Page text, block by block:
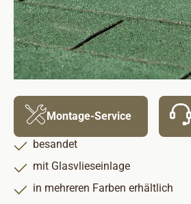
Montage-Service
besandet
mit Glasvlieseinlage
in mehreren Farben erhältlich